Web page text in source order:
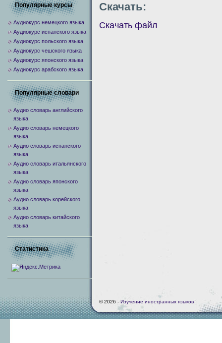
Скачать:
Скачать файл
Популярные курсы
Аудиокурс немецкого языка
Аудиокурс испанского языка
Аудиокурс польского языка
Аудиокурс чешского языка
Аудиокурс японского языка
Аудиокурс арабского языка
Популярные словари
Аудио словарь английского
языка
Аудио словарь немецкого
языка
Аудио словарь испанского
языка
Аудио словарь итальянского
языка
Аудио словарь японского
языка
Аудио словарь корейского
языка
Аудио словарь китайского
языка
Статистика
© 2026 - Изучение иностранных языков